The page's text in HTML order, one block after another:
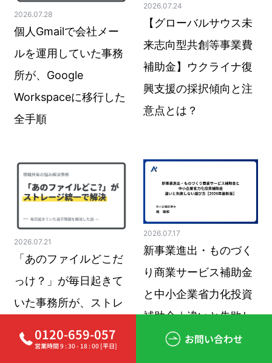
2026.07.28
個人Gmailで会社メー
ルを運用していた事務
所が、Google
Workspaceに移行した
全手順
2026.07.24
【グローバルサウス未
来志向型共創等事業費
補助金】ウクライナ復
興支援の採択傾向と注
意点とは？
2026.07.21
「あのファイルどこだ
っけ？」が毎日起きて
いた事務所が、ストレ
2026.07.17
新事業進出・ものづく
り商業サービス補助金
と中小企業省力化投資
補助金｜違いと失敗し
ない選び方【2026年最
0120-659-057
営業時間 9 : 30 - 18 : 00 [平日] お問い合わせ